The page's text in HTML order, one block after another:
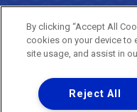
Uma
By clicking “Accept All
cookies on your device to
site usage, and assist in
Reject All